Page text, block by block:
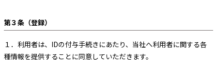
第３条（登録）
１． 利用者は、IDの付与手続きにあたり、当社へ利用者に関する各
種情報を提供することに同意していただきます。